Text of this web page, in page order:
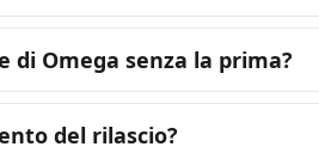
di Omega senza la prima?
del rilascio?